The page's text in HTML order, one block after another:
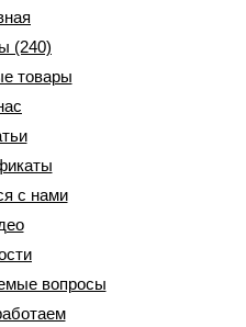
(240)
товары
с нами
вопросы